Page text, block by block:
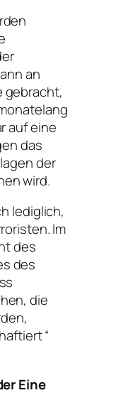
an
gebracht,
auf eine
das
der
wird.
lediglich,
Im
des
des
die
“
Eine